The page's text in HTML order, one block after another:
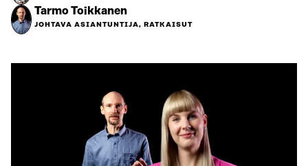
Tarmo Toikkanen
JOHTAVA ASIANTUNTIJA, RATKAISUT